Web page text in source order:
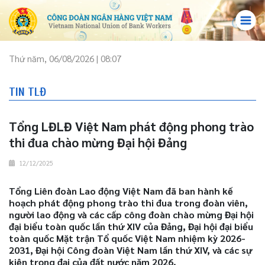
Thứ năm, 06/08/2026 | 08:07
TIN TLĐ
Tổng LĐLĐ Việt Nam phát động phong trào
thi đua chào mừng Đại hội Đảng
12/12/2025
​​​​​​​Tổng Liên đoàn Lao động Việt Nam đã ban hành kế
hoạch phát động phong trào thi đua trong đoàn viên,
người lao động và các cấp công đoàn chào mừng Đại hội
đại biểu toàn quốc lần thứ XIV của Đảng, Đại hội đại biểu
toàn quốc Mặt trận Tổ quốc Việt Nam nhiệm kỳ 2026-
2031, Đại hội Công đoàn Việt Nam lần thứ XIV, và các sự
kiện trọng đại của đất nước năm 2026.